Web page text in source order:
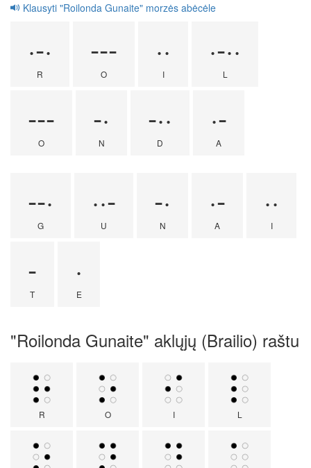
Klausyti "Roilonda Gunaite" morzės abėcėle
·-·
R
---
O
··
I
·-··
L
---
O
-·
N
-··
D
·-
A
--·
G
··-
U
-·
N
·-
A
··
I
-
T
·
E
"Roilonda Gunaite" aklųjų (Brailio) raštu
R O I L